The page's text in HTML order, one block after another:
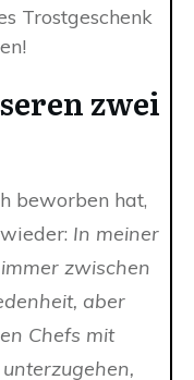
Trostgeschenk
zwei
beworben hat,
In meiner
zwischen
aber
Chefs mit